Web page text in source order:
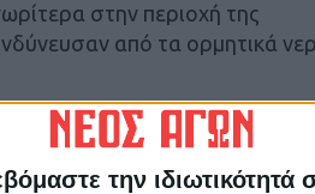
την ιδιωτικότητά
στην περιοχή της
από τα ορμητικά
ποτάμι των Γουβών έχει